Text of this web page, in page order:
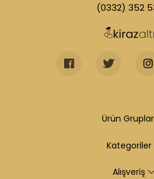
(0332) 352
Ürün
Kategoriler
Alışveriş